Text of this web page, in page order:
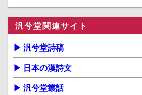
汎兮堂関連サイト
▶ 汎兮堂詩稿
▶ 日本の漢詩文
▶ 汎兮堂叢話